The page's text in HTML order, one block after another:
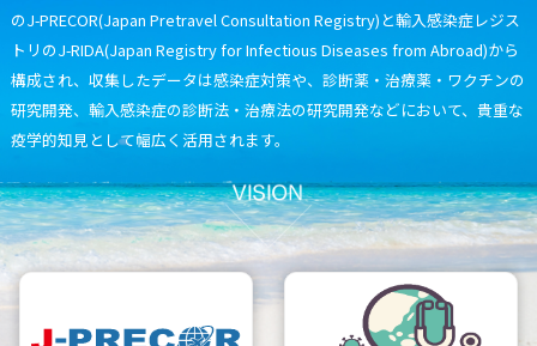
のJ-PRECOR(Japan Pretravel Consultation Registry)と輸入感染症レジス
トリのJ-RIDA(Japan Registry for Infectious Diseases from Abroad)から
構成され、収集したデータは感染症対策や、診断薬・治療薬・ワクチンの
研究開発、輸入感染症の診断法・治療法の研究開発などにおいて、貴重な
疫学的知見として幅広く活用されます。